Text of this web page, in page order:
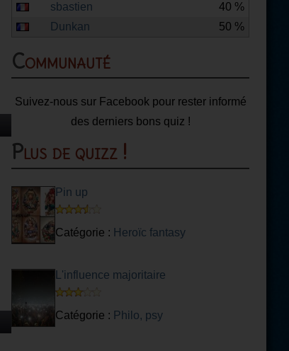
sbastien
40 %
Dunkan
50 %
Communauté
Suivez-nous sur Facebook pour rester informé
des derniers bons quiz !
Plus de quizz !
Pin up
Catégorie : Heroïc fantasy
L'influence majoritaire
Catégorie : Philo, psy